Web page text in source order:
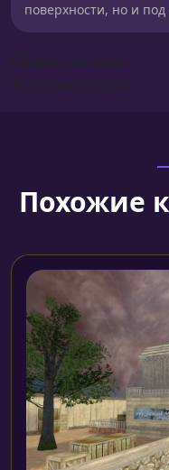
поверхности, но и
Похожие